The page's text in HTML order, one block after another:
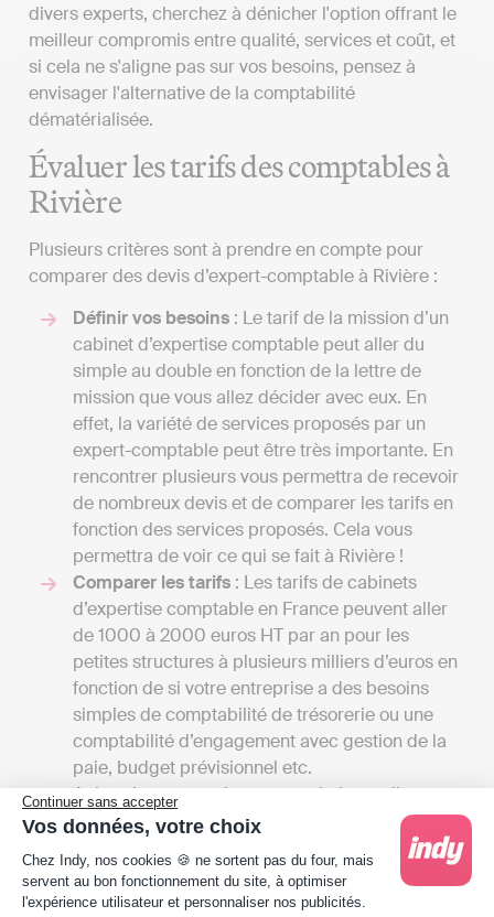
Continuer sans accepter
Vos données, votre choix
Plateforme de Gestion du Consentement :
Chez Indy, nos cookies 🍪 ne sortent pas du four, mais
servent au bon fonctionnement du site, à optimiser
l'expérience utilisateur et personnaliser nos publicités.
divers experts, cherchez à dénicher l'option offrant le
meilleur compromis entre qualité, services et coût, et
si cela ne s'aligne pas sur vos besoins, pensez à
envisager l'alternative de la comptabilité
dématérialisée.
Évaluer les tarifs des comptables à
Rivière
Plusieurs critères sont à prendre en compte pour
comparer des devis d’expert-comptable à Rivière :
Définir vos besoins : Le tarif de la mission d’un
cabinet d’expertise comptable peut aller du
simple au double en fonction de la lettre de
mission que vous allez décider avec eux. En
effet, la variété de services proposés par un
expert-comptable peut être très importante. En
rencontrer plusieurs vous permettra de recevoir
de nombreux devis et de comparer les tarifs en
fonction des services proposés. Cela vous
permettra de voir ce qui se fait à Rivière !
Comparer les tarifs : Les tarifs de cabinets
d’expertise comptable en France peuvent aller
de 1000 à 2000 euros HT par an pour les
petites structures à plusieurs milliers d’euros en
fonction de si votre entreprise a des besoins
simples de comptabilité de trésorerie ou une
comptabilité d’engagement avec gestion de la
paie, budget prévisionnel etc.
A titre de comparaison, une solution en ligne
comme Indy coûte entre 240 € et 588 € / an HT
selon le type d'entreprise. Une telle différence
de prix s'explique par la différence de
prestation. Indy assiste les clients dans la